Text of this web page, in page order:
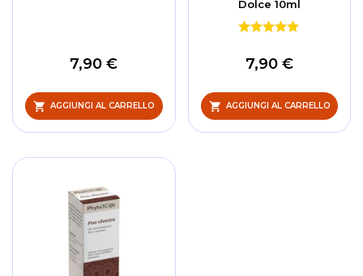
7,90 €
AGGIUNGI AL CARRELLO
Dolce 10ml
7,90 €
AGGIUNGI AL CARRELLO